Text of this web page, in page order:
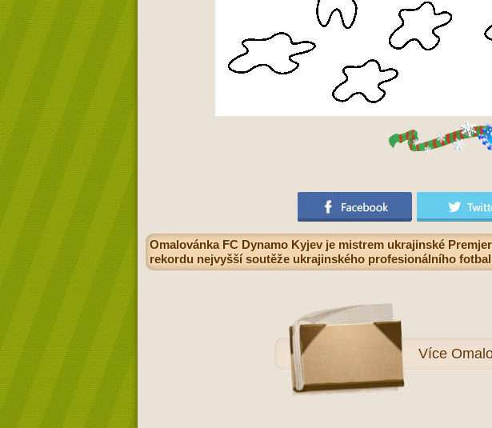
Omalovánka FC Dynamo Kyjev je mistrem ukrajinské
rekordu nejvyšší soutěže ukrajinského profesionálního
Více